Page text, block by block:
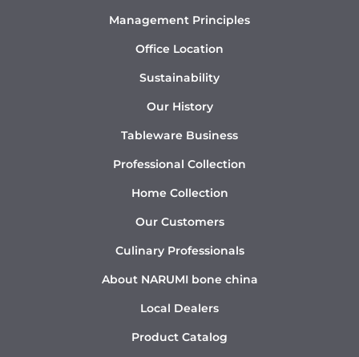
Management Principles
Office Location
Sustainability
Our History
Tableware Business
Professional Collection
Home Collection
Our Customers
Culinary Professionals
About NARUMI bone china
Local Dealers
Product Catalog